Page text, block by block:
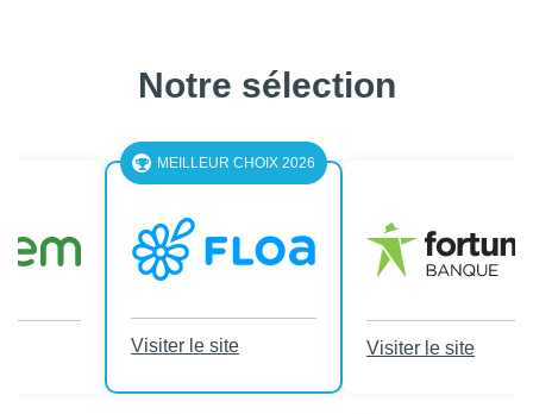
Notre sélection
CHOIX 2026
Visiter le site Visiter le site